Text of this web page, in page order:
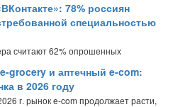
78% россиян
специальностью
считают 62% опрошенных
grocery и аптечный e-com:
в 2026 году
г. рынок e-com продолжает расти,